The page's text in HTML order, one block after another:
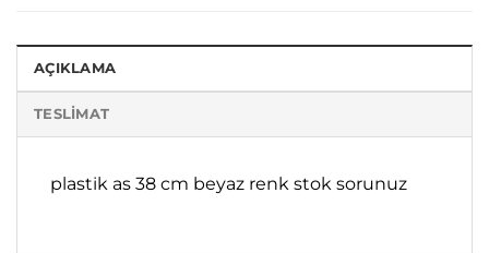
AÇIKLAMA
TESLIMAT
plastik as 38 cm beyaz renk stok sorunuz